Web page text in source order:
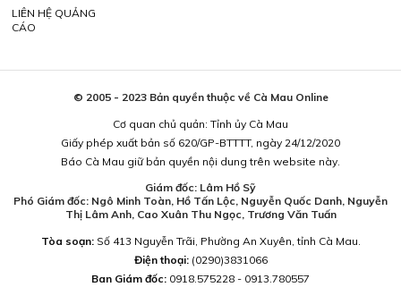
LIÊN HỆ QUẢNG
CÁO
© 2005 - 2023 Bản quyền thuộc về Cà Mau Online
Cơ quan chủ quản: Tỉnh ủy Cà Mau
Giấy phép xuất bản số 620/GP-BTTTT, ngày 24/12/2020
Báo Cà Mau giữ bản quyền nội dung trên website này.
Giám đốc: Lâm Hồ Sỹ
Phó Giám đốc: Ngô Minh Toàn, Hồ Tấn Lộc, Nguyễn Quốc Danh, Nguyễn
Thị Lâm Anh, Cao Xuân Thu Ngọc, Trương Văn Tuấn
Tòa soạn:Số 413 Nguyễn Trãi, Phường An Xuyên, tỉnh Cà Mau.
Điện thoại: (0290)3831066
Ban Giám đốc: 0918.575228 - 0913.780557